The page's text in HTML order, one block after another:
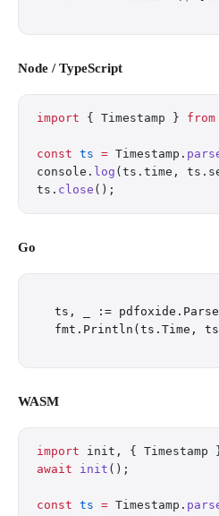
Node / TypeScript
import { Timestamp } from
const ts = Timestamp.
console. log (ts.time,
ts. close ();
Go
ts, _ :=
WASM
import init, { Timestamp
await init ();
const ts = Timestamp.